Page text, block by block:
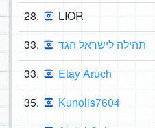
28. LIOR
33. תהילה לישראל הגד
33. Etay Aruch
35. Kunolis7604